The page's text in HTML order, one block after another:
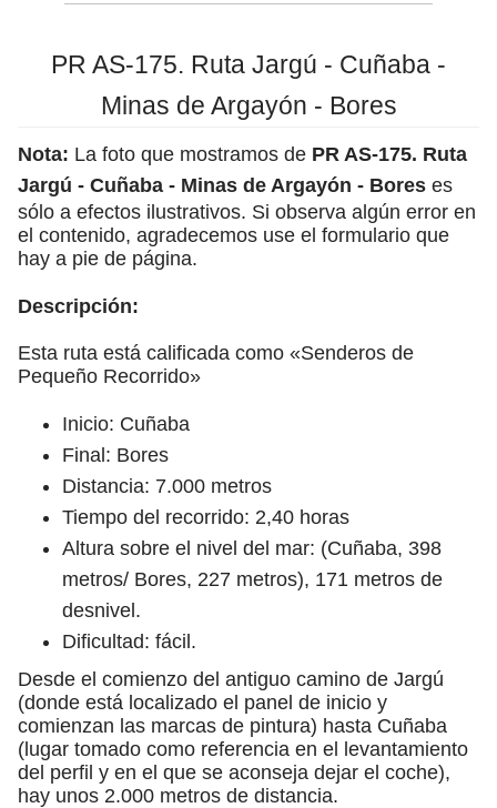
PR AS-175. Ruta Jargú - Cuñaba -
Minas de Argayón - Bores
Nota: La foto que mostramos de PR AS-175. Ruta
Jargú - Cuñaba - Minas de Argayón - Bores es
sólo a efectos ilustrativos. Si observa algún error en
el contenido, agradecemos use el formulario que
hay a pie de página.
Descripción:
Esta ruta está calificada como «Senderos de
Pequeño Recorrido»
Inicio: Cuñaba
Final: Bores
Distancia: 7.000 metros
Tiempo del recorrido: 2,40 horas
Altura sobre el nivel del mar: (Cuñaba, 398
metros/ Bores, 227 metros), 171 metros de
desnivel.
Dificultad: fácil.
Desde el comienzo del antiguo camino de Jargú
(donde está localizado el panel de inicio y
comienzan las marcas de pintura) hasta Cuñaba
(lugar tomado como referencia en el levantamiento
del perfil y en el que se aconseja dejar el coche),
hay unos 2.000 metros de distancia.